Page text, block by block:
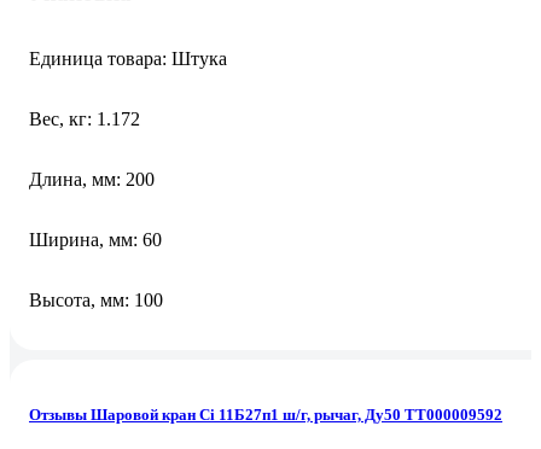
Единица товара: Штука
Вес, кг: 1.172
Длина, мм: 200
Ширина, мм: 60
Высота, мм: 100
Отзывы Шаровой кран Ci 11Б27п1 ш/г, рычаг, Ду50 ТТ000009592